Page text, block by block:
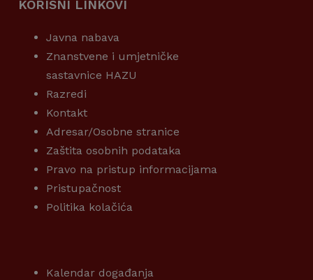
KORISNI LINKOVI
Javna nabava
Znanstvene i umjetničke
sastavnice HAZU
Razredi
Kontakt
Adresar/Osobne stranice
Zaštita osobnih podataka
Pravo na pristup informacijama
Pristupačnost
Politika kolačića
Kalendar događanja